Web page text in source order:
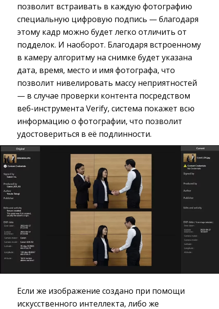
позволит встраивать в каждую фотографию
специальную цифровую подпись — благодаря
этому кадр можно будет легко отличить от
подделок. И наоборот. Благодаря встроенному
в камеру алгоритму на снимке будет указана
дата, время, место и имя фотографа, что
позволит нивелировать массу неприятностей
— в случае проверки контента посредством
веб-инструмента Verify, система покажет всю
информацию о фотографии, что позволит
удостовериться в её подлинности.
Если же изображение создано при помощи
искусственного интеллекта, либо же